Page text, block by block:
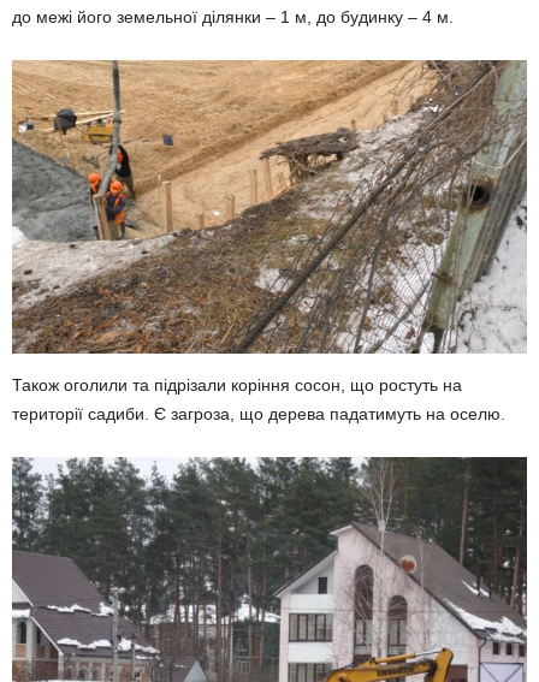
до межі його земельної ділянки – 1 м, до будинку – 4 м.
Також оголили та підрізали коріння сосон, що ростуть на
території садиби. Є загроза, що дерева падатимуть на оселю.